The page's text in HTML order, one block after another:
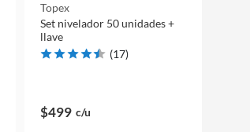
Topex
Set nivelador 50 unidades +
llave
(17)
$499 c/u